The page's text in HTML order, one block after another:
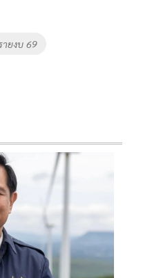
ยงบ 69